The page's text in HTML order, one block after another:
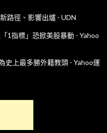
路徑、影響出爐 - UDN
1指標」恐掀美股暴動 - Yahoo
史上最多勝外籍教頭 - Yahoo運